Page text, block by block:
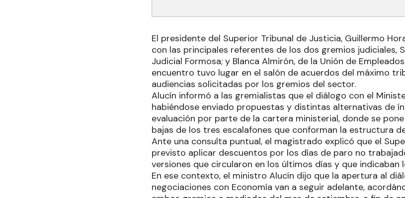
El presidente del Superior Tribunal de Justicia, Guillermo
con las principales referentes de los dos gremios judiciales,
Judicial Formosa; y Blanca Almirón, de la Unión de
encuentro tuvo lugar en el salón de acuerdos del máximo
audiencias solicitadas por los gremios del sector.
Alucín informó a las gremialistas que el diálogo con el
habiéndose enviado propuestas y distintas alternativas de
evaluación por parte de la cartera ministerial, donde se
bajas de los tres escalafones que conforman la estructura
Ante una consulta puntual, el magistrado explicó que el
previsto aplicar descuentos por los días de paro no
versiones que circularon en los últimos días y que indicaban
En ese contexto, el ministro Alucín dijo que la apertura al
negociaciones con Economía van a seguir adelante,